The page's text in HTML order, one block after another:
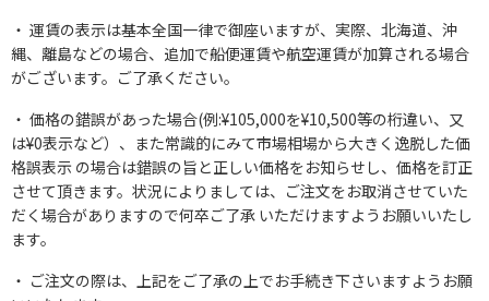
運賃の表示は基本全国一律で御座いますが、実際、北海道、沖
縄、離島などの場合、追加で船便運賃や航空運賃が加算される場合
がございます。ご了承ください。
価格の錯誤があった場合(例:¥105,000を¥10,500等の桁違い、又
は¥0表示など）、また常識的にみて市場相場から大きく逸脱した価
格誤表示 の場合は錯誤の旨と正しい価格をお知らせし、価格を訂正
させて頂きます。状況によりましては、ご注文をお取消させていた
だく場合がありますので何卒ご了承 いただけますようお願いいたし
ます。
ご注文の際は、上記をご了承の上でお手続き下さいますようお願